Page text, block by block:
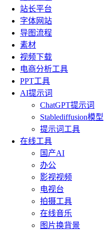
站长平台
字体网站
导图流程
素材
视频下载
电商分析工具
PPT工具
AI提示词
ChatGPT提示词
Stablediffusion模型
提示词工具
在线工具
国产AI
办公
影视视频
电视台
拍摄工具
在线音乐
图片换背景